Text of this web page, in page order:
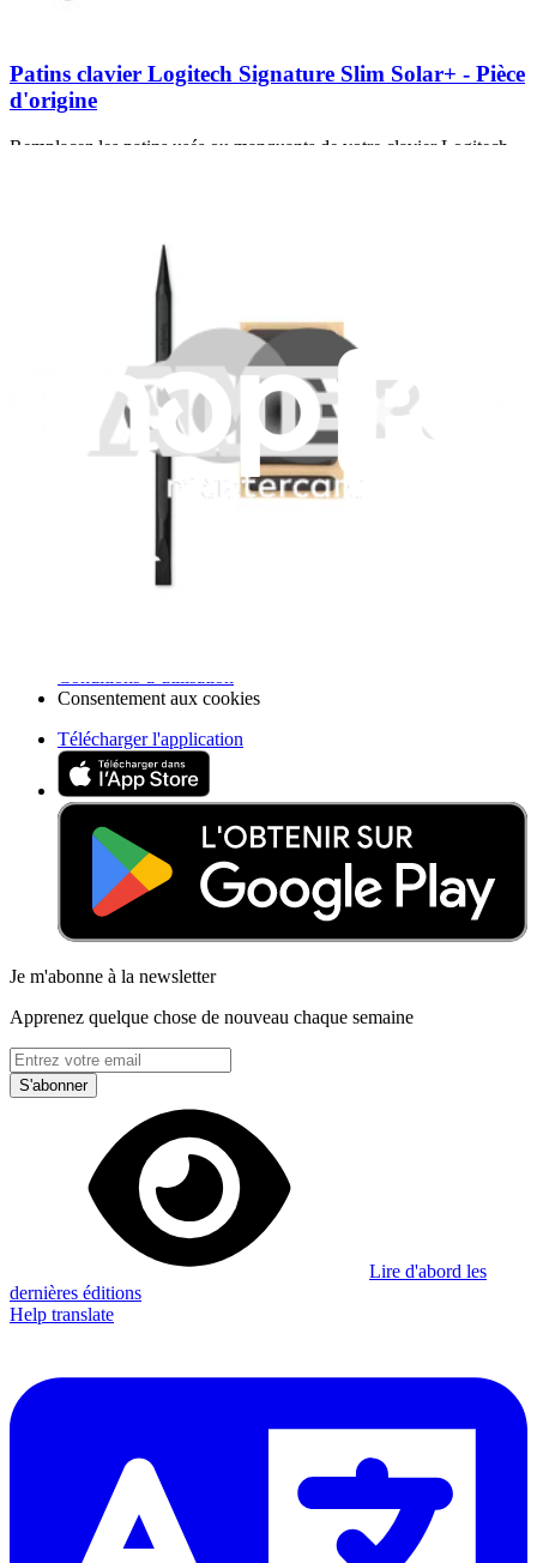
Patins clavier Logitech Signature Slim Solar+ - Pièce
d'origine
Remplacez les patins usés ou manquants de votre clavier Logitech
iFixit Canada
Service à la clientèle
Parler d'iFixit
Ressources
Trouver un revendeur
Consentement aux cookies
Télécharger l'application
Je m'abonne à la newsletter
Apprenez quelque chose de nouveau chaque semaine
S'abonner
Lire d'abord les
dernières éditions
Help translate